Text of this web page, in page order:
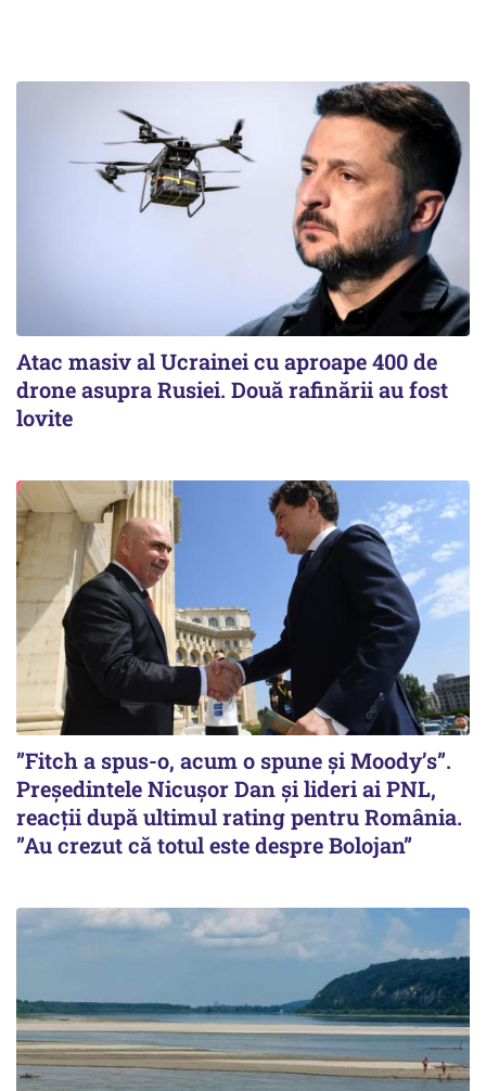
Atac masiv al Ucrainei cu aproape 400 de
drone asupra Rusiei. Două rafinării au fost
lovite
”Fitch a spus-o, acum o spune și Moody’s”.
Președintele Nicușor Dan și lideri ai PNL,
reacții după ultimul rating pentru România.
”Au crezut că totul este despre Bolojan”